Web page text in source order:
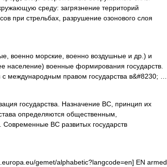
среду: загрязнение территорий
при стрельбах, разрушение озонового слоя
военно морские, военно воздушные и др.) и
население) военные формирования государств.
с международным правом государства в&#8230; …
государства. Назначение ВС, принцип их
определяются общественным,
Современные ВС развитых государств
gemet/alphabetic?langcode=en] EN armed